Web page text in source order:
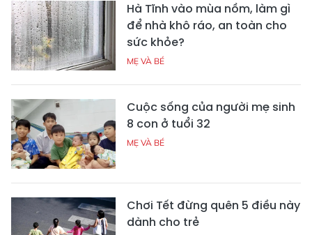
Hà Tĩnh vào mùa nồm, làm gì
để nhà khô ráo, an toàn cho
sức khỏe?
MẸ VÀ BÉ
Cuộc sống của người mẹ sinh
8 con ở tuổi 32
MẸ VÀ BÉ
Chơi Tết đừng quên 5 điều này
dành cho trẻ